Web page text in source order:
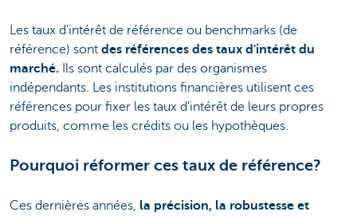
Les taux d'intérêt de référence ou benchmarks (de
référence) sont des références des taux d'intérêt du
marché. Ils sont calculés par des organismes
indépendants. Les institutions financières utilisent ces
références pour fixer les taux d'intérêt de leurs propres
produits, comme les crédits ou les hypothèques.
Pourquoi réformer ces taux de référence?
Ces dernières années, la précision, la robustesse et